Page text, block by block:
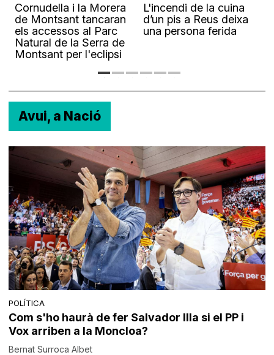
Cornudella i la Morera
de Montsant tancaran
els accessos al Parc
Natural de la Serra de
Montsant per l'eclipsi
L'incendi de la cuina
d’un pis a Reus deixa
una persona ferida
Avui, a Nació
POLÍTICA
Com s'ho haurà de fer Salvador Illa si el PP i
Vox arriben a la Moncloa?
Bernat Surroca Albet